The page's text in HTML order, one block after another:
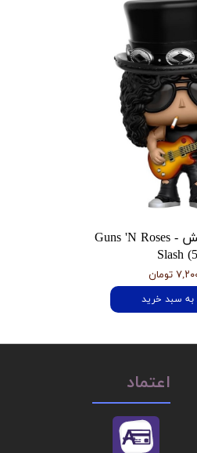
فانکو پاپ اسلش Guns 'N Roses -
Slash
تومان
به سبد خرید
اعتماد